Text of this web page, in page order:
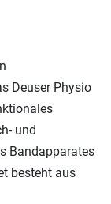
Deuser Physio
und
Bandapparates
besteht aus